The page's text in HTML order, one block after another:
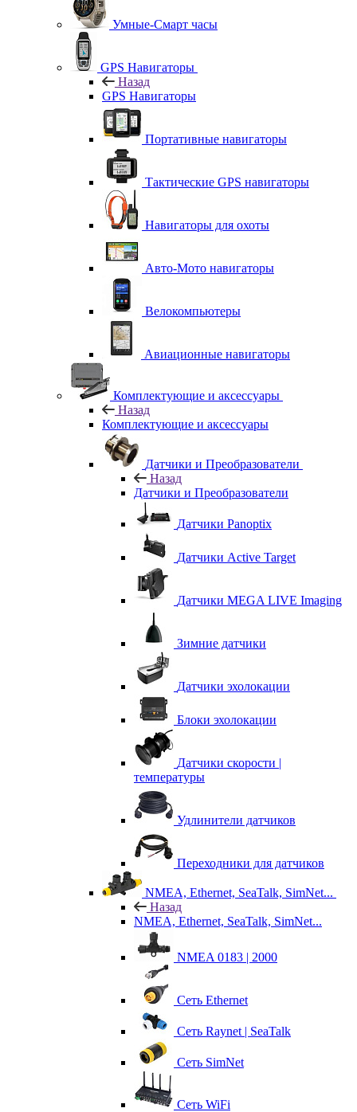
Умные-Смарт часы
GPS Навигаторы
Назад
GPS Навигаторы
Портативные навигаторы
Тактические GPS навигаторы
Навигаторы для охоты
Авто-Мото навигаторы
Велокомпьютеры
Авиационные навигаторы
Комплектующие и аксессуары
Назад
Комплектующие и аксессуары
Датчики и Преобразователи
Назад
Датчики и Преобразователи
Датчики Panoptix
Датчики Active Target
Датчики MEGA LIVE Imaging
Зимние датчики
Датчики эхолокации
Блоки эхолокации
Датчики скорости |
температуры
Удлинители датчиков
Переходники для датчиков
NMEA, Ethernet, SeaTalk, SimNet...
Назад
NMEA, Ethernet, SeaTalk, SimNet...
NMEA 0183 | 2000
Сеть Ethernet
Сеть Raynet | SeaTalk
Сеть SimNet
Сеть WiFi